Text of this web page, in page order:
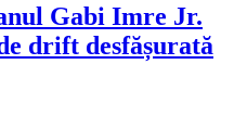
Gabi Imre Jr.
drift desfășurată